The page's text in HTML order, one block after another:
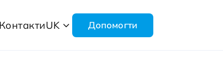
КонтактиUK Допомогти